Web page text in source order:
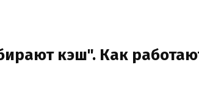
кэш". Как